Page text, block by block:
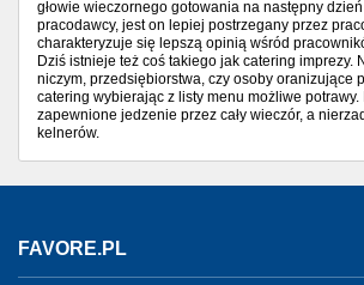
głowie wieczornego gotowania na następny
pracodawcy, jest on lepiej postrzegany przez
charakteryzuje się lepszą opinią wśród
Dziś istnieje też coś takiego jak catering imprezy.
niczym, przedsiębiorstwa, czy osoby oranizujące
catering wybierając z listy menu możliwe potrawy.
zapewnione jedzenie przez cały wieczór, a
kelnerów.
FAVORE.PL